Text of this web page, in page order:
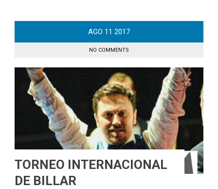
AGO 11 2017
NO COMMENTS
TORNEO INTERNACIONAL
DE BILLAR